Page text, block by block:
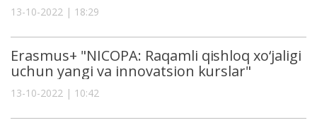
13-10-2022 | 18:29
Erasmus+ "NICOPA: Raqamli qishloq xo‘jaligi
uchun yangi va innovatsion kurslar"
13-10-2022 | 10:42